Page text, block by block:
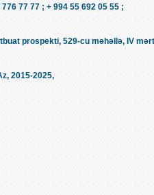
77 77 ; + 994 55 692 05 55 ;
prospekti, 529-cu məhəllə, IV
2015-2025,